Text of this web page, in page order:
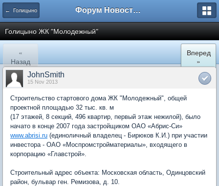
← Голицыно Форум Новостройки
Голицыно ЖК "Молодежный"
«
Назад
Вперед
»
JohnSmith
15 Nov 2013
Строительство стартового дома ЖК "Молодежный", общей
проектной площадью 32 тыс. кв. м
(17 этажей, 8 секций, 496 квартир, первый этаж нежилой), было
начато в конце 2007 года застройщиком ОАО «Абрис-Си»
www.abrisi.ru (единоличный владелец - Бирюков К.И.) при участии
инвестора - ОАО «Моспромстройматериалы», входящего в
корпорацию «Главстрой».
Cтроительный адрес объекта: Московская область, Одинцовский
район, бульвар ген. Ремизова, д. 10.